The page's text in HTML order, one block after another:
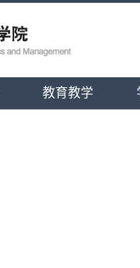
教育教学